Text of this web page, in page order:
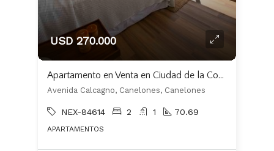
USD 270.000
Apartamento en Venta en Ciudad de la Costa
Avenida Calcagno, Canelones, Canelones
NEX-84614 2 1 70.69
APARTAMENTOS